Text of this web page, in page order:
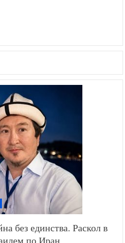
без единства. Раскол в
по Иран